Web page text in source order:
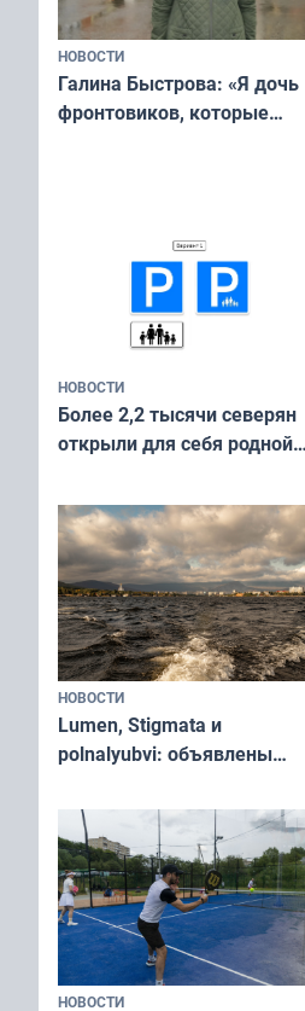
НОВОСТИ
Галина Быстрова: «Я дочь
фронтовиков, которые
НОВОСТИ
Более 2,2 тысячи северян
открыли для себя родной
«Туризм для своих»
НОВОСТИ
Lumen, Stigmata и
polnalyubvi: объявлены
«Имандра» в 2026 года
НОВОСТИ